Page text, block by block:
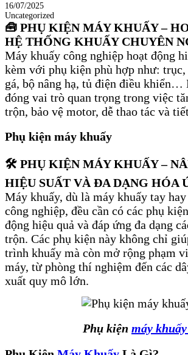
16/07/2025
Uncategorized
🧰 PHỤ KIỆN MÁY KHUẤY –
HỆ THỐNG KHUẤY CHUYÊN
Máy khuấy công nghiệp hoạt động
kèm với phụ kiện phù hợp như: trục,
gá, bộ nâng hạ, tủ điện điều khiển…
đóng vai trò quan trọng trong việc
trộn, bảo vệ motor, dễ thao tác và
Phụ kiện máy khuấy
🛠️ PHỤ KIỆN MÁY KHUẤY –
HIỆU SUẤT VÀ ĐA DẠNG HÓA
Máy khuấy, dù là máy khuấy tay
công nghiệp, đều cần có các phụ
động hiệu quả và đáp ứng đa dạng
trộn. Các phụ kiện này không chỉ
trình khuấy mà còn mở rộng phạm
máy, từ phòng thí nghiệm đến các
xuất quy mô lớn.
Phụ kiện máy khuấy